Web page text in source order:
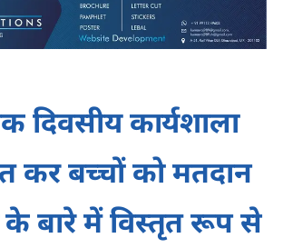
दिवसीय कार्यशाला
कर बच्चों को मतदान
के बारे में विस्तृत रूप से